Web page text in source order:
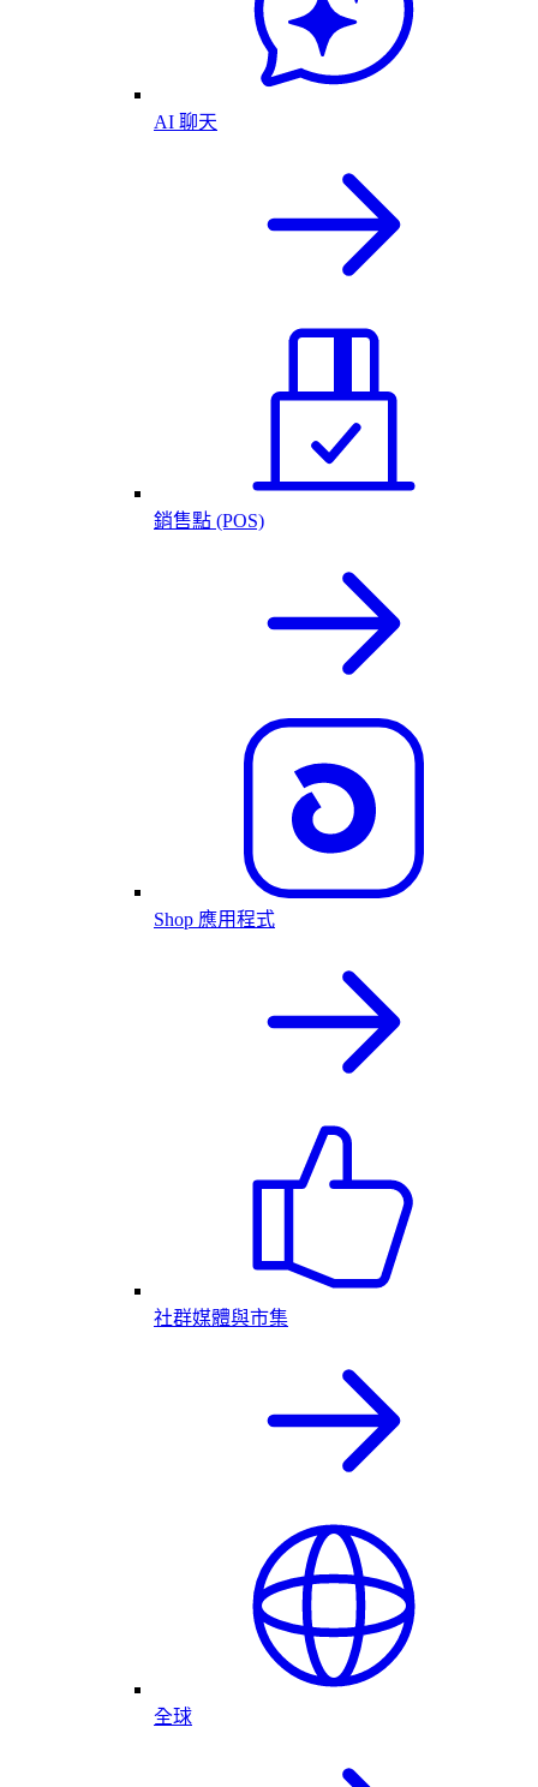
AI 聊天
銷售點 (POS)
Shop 應用程式
社群媒體與市集
全球